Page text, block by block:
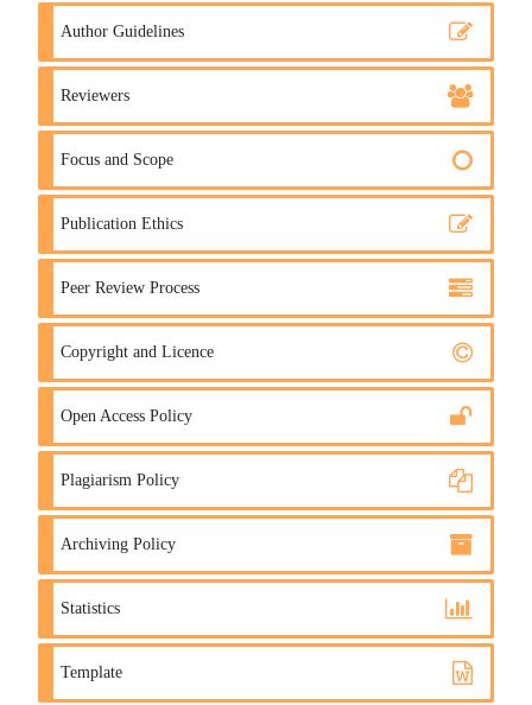
Author Guidelines
Reviewers
Focus and Scope
Publication Ethics
Peer Review Process
Copyright and Licence
Open Access Policy
Plagiarism Policy
Archiving Policy
Statistics
Template